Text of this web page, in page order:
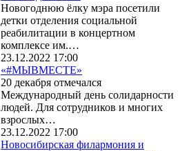
Новогоднюю ёлку мэра посетили
детки отделения социальной
реабилитации в концертном
комплексе им.…
23.12.2022 17:00
«#МЫВМЕСТЕ»
20 декабря отмечался
Международный день солидарности
людей. Для сотрудников и многих
взрослых…
23.12.2022 17:00
Новосибирская филармония и